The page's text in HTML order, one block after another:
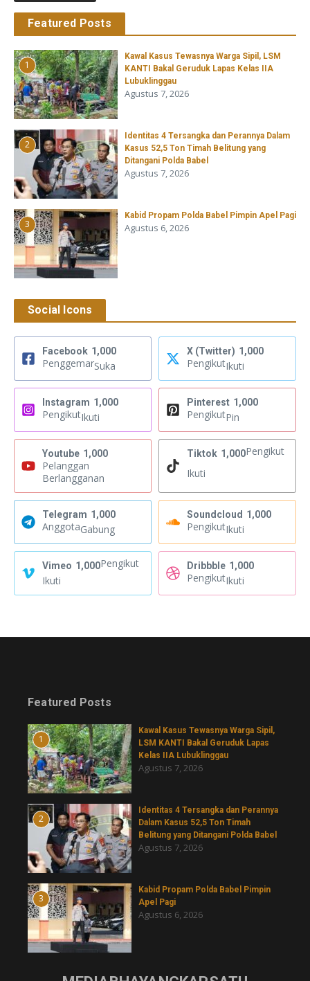
Featured Posts
1
Kawal Kasus Tewasnya Warga Sipil, LSM
KANTI Bakal Geruduk Lapas Kelas IIA
Lubuklinggau
Agustus 7, 2026
2
Identitas 4 Tersangka dan Perannya Dalam
Kasus 52,5 Ton Timah Belitung yang
Ditangani Polda Babel
Agustus 7, 2026
3
Kabid Propam Polda Babel Pimpin Apel Pagi
Agustus 6, 2026
Social Icons
Facebook 1,000
PenggemarSuka
X (Twitter) 1,000
PengikutIkuti
Instagram 1,000
PengikutIkuti
Pinterest 1,000
PengikutPin
Youtube 1,000
Pelanggan
Berlangganan
Tiktok 1,000Pengikut
Ikuti
Telegram 1,000
AnggotaGabung
Soundcloud 1,000
PengikutIkuti
Vimeo 1,000Pengikut
Ikuti
Dribbble 1,000
PengikutIkuti
Featured Posts
1
Kawal Kasus Tewasnya Warga Sipil,
LSM KANTI Bakal Geruduk Lapas
Kelas IIA Lubuklinggau
Agustus 7, 2026
2
Identitas 4 Tersangka dan Perannya
Dalam Kasus 52,5 Ton Timah
Belitung yang Ditangani Polda Babel
Agustus 7, 2026
3
Kabid Propam Polda Babel Pimpin
Apel Pagi
Agustus 6, 2026